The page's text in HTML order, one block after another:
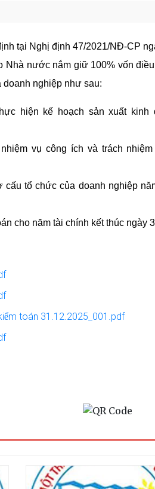
tại Nghị định 47/2021/NĐ-CP
nước nắm giữ 100% vốn
doanh nghiệp như sau:
hiện kế hoạch sản xuất
vụ công ích và trách
tổ chức của doanh nghiệp
cho năm tài chính kết thúc ngày
toán 31.12.2025_001.pdf